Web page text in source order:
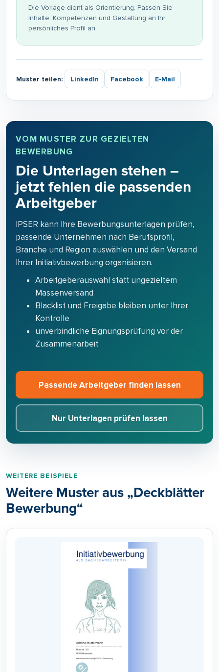
Die Vorlage dient als Orientierung. Passen Sie
Inhalte, Kompetenzen und Gestaltung an Ihr
persönliches Profil an.
Muster teilen: LinkedIn Facebook E-Mail
VOM MUSTER ZUR GEZIELTEN
BEWERBUNG
Die Unterlagen stehen –
jetzt fehlen die passenden
Arbeitgeber
IPSER kann Ihre Bewerbungsunterlagen prüfen,
passende Unternehmen nach Berufsprofil,
Branche und Region auswählen und den Versand
Ihrer Initiativbewerbung organisieren.
Arbeitgeberauswahl statt ungezieltem
Massenversand
Blacklist und Freigabe bleiben unter Ihrer
Kontrolle
unverbindliche Eignungsprüfung vor der
Zusammenarbeit
Passende Arbeitgeber finden lassen
Nur Unterlagen prüfen lassen
WEITERE BEISPIELE
Weitere Muster aus „Deckblätter
Bewerbung“